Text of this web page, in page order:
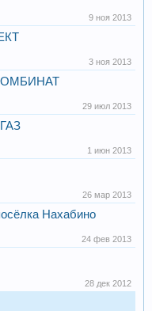
9 ноя 2013
3 ноя 2013
29 июл 2013
1 июн 2013
26 мар 2013
Нахабино
24 фев 2013
28 дек 2012